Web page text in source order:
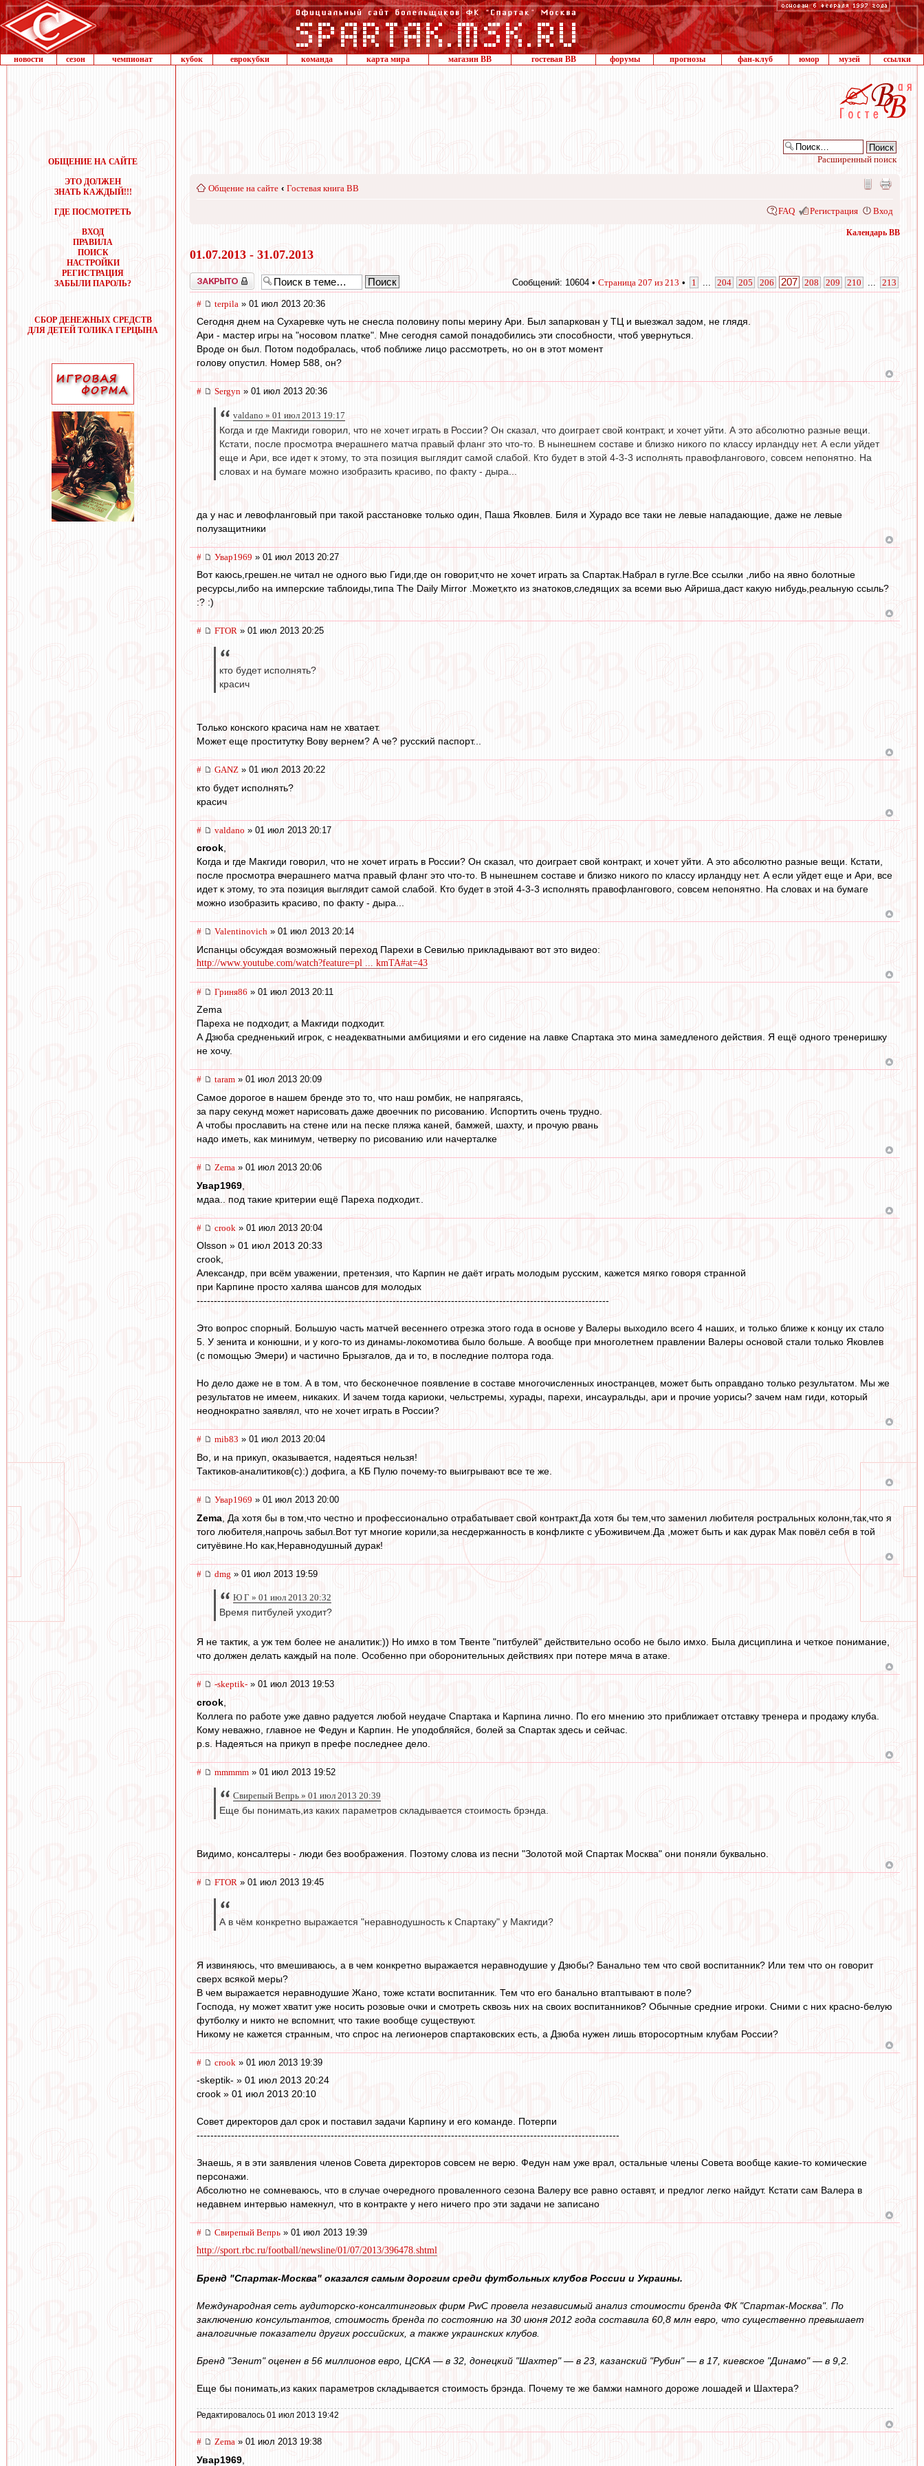
новости сезон чемпионат кубок еврокубки команда карта мира магазин ВВ гостевая ВВ форумы прогнозы фан-клуб юмор музей ссылки
ОБЩЕНИЕ НА САЙТЕ
ЭТО ДОЛЖЕН
ЗНАТЬ КАЖДЫЙ!!!
ГДЕ ПОСМОТРЕТЬ
ВХОД
ПРАВИЛА
ПОИСК
НАСТРОЙКИ
РЕГИСТРАЦИЯ
ЗАБЫЛИ ПАРОЛЬ?
СБОР ДЕНЕЖНЫХ СРЕДСТВ
ДЛЯ ДЕТЕЙ ТОЛИКА ГЕРЦЫНА
Расширенный поиск
Общение на сайте ‹ Гостевая книга ВВ
FAQ Регистрация Вход
Календарь ВВ
01.07.2013 - 31.07.2013
Закрыто Сообщений: 10604 • Страница 207 из 213 • 1 204 205 206 207 208 209 210 213
# terpila » 01 июл 2013 20:36
Сегодня днем на Сухаревке чуть не снесла половину попы мерину Ари. Был запаркован у ТЦ и выезжал задом, не глядя.
Ари - мастер игры на "носовом платке". Мне сегодня самой понадобились эти способности, чтоб увернуться.
Вроде он был. Потом подобралась, чтоб поближе лицо рассмотреть, но он в этот момент
голову опустил. Номер 588, он?
# Sergyn » 01 июл 2013 20:36
valdano » 01 июл 2013 19:17
Когда и где Макгиди говорил, что не хочет играть в России? Он сказал, что доиграет свой контракт, и хочет уйти. А это абсолютно разные вещи.
Кстати, после просмотра вчерашнего матча правый фланг это что-то. В нынешнем составе и близко никого по классу ирландцу нет. А если уйдет
еще и Ари, все идет к этому, то эта позиция выглядит самой слабой. Кто будет в этой 4-3-3 исполнять правофлангового, совсем непонятно. На
словах и на бумаге можно изобразить красиво, по факту - дыра...
да у нас и левофланговый при такой расстановке только один, Паша Яковлев. Биля и Хурадо все таки не левые нападающие, даже не левые
полузащитники
# Увар1969 » 01 июл 2013 20:27
Вот каюсь,грешен.не читал не одного вью Гиди,где он говорит,что не хочет играть за Спартак.Набрал в гугле.Все ссылки ,либо на явно болотные
ресурсы,либо на имперские таблоиды,типа The Daily Mirror .Может,кто из знатоков,следящих за всеми вью Айриша,даст какую нибудь,реальную ссыль?
:? :)
# FTOR » 01 июл 2013 20:25
кто будет исполнять?
красич
Только конского красича нам не хватает.
Может еще проститутку Вову вернем? А че? русский паспорт...
# GANZ » 01 июл 2013 20:22
кто будет исполнять?
красич
# valdano » 01 июл 2013 20:17
crook
Когда и где Макгиди говорил, что не хочет играть в России? Он сказал, что доиграет свой контракт, и хочет уйти. А это абсолютно разные вещи. Кстати,
после просмотра вчерашнего матча правый фланг это что-то. В нынешнем составе и близко никого по классу ирландцу нет. А если уйдет еще и Ари, все
идет к этому, то эта позиция выглядит самой слабой. Кто будет в этой 4-3-3 исполнять правофлангового, совсем непонятно. На словах и на бумаге
можно изобразить красиво, по факту - дыра...
# Valentinovich » 01 июл 2013 20:14
Испанцы обсуждая возможный переход Парехи в Севилью прикладывают вот это видео:
http://www.youtube.com/watch?feature=pl ... kmTA#at=43
# Гриня86 » 01 июл 2013 20:11
Zema
Пареха не подходит, а Макгиди подходит.
А Дзюба средненький игрок, с неадекватными амбициями и его сидение на лавке Спартака это мина замедленого действия. Я ещё одного тренеришку
не хочу.
# taram » 01 июл 2013 20:09
Самое дорогое в нашем бренде это то, что наш ромбик, не напрягаясь,
за пару секунд может нарисовать даже двоечник по рисованию. Испортить очень трудно.
А чтобы прославить на стене или на песке пляжа каней, бамжей, шахту, и прочую рвань
надо иметь, как минимум, четверку по рисованию или начерталке
# Zema » 01 июл 2013 20:06
Увар1969
мдаа.. под такие критерии ещё Пареха подходит..
# crook » 01 июл 2013 20:04
Olsson » 01 июл 2013 20:33
crook,
Александр, при всём уважении, претензия, что Карпин не даёт играть молодым русским, кажется мягко говоря странной
при Карпине просто халява шансов для молодых
------------------------------------------------------------------------------------------------------------------------
Это вопрос спорный. Большую часть матчей весеннего отрезка этого года в основе у Валеры выходило всего 4 наших, и только ближе к концу их стало
5. У зенита и конюшни, и у кого-то из динамы-локомотива было больше. А вообще при многолетнем правлении Валеры основой стали только Яковлев
(с помощью Эмери) и частично Брызгалов, да и то, в последние полтора года.
Но дело даже не в том. А в том, что бесконечное появление в составе многочисленных иностранцев, может быть оправдано только результатом. Мы же
результатов не имеем, никаких. И зачем тогда кариоки, чельстремы, хурады, парехи, инсауральды, ари и прочие уорисы? зачем нам гиди, который
неоднократно заявлял, что не хочет играть в России?
# mib83 » 01 июл 2013 20:04
Во, и на прикуп, оказывается, надеяться нельзя!
Тактиков-аналитиков(с):) дофига, а КБ Пулю почему-то выигрывают все те же.
# Увар1969 » 01 июл 2013 20:00
Zema , Да хотя бы в том,что честно и профессионально отрабатывает свой контракт.Да хотя бы тем,что заменил любителя ростральных колонн,так,что я
того любителя,напрочь забыл.Вот тут многие корили,за несдержанность в конфликте с уБоживичем.Да ,может быть и как дурак Мак повёл себя в той
ситуёвине.Но как,Неравнодушный дурак!
# dmg » 01 июл 2013 19:59
Ю Г » 01 июл 2013 20:32
Время питбулей уходит?
Я не тактик, а уж тем более не аналитик:)) Но имхо в том Твенте "питбулей" действительно особо не было имхо. Была дисциплина и четкое понимание,
что должен делать каждый на поле. Особенно при оборонительных действиях при потере мяча в атаке.
# -skeptik- » 01 июл 2013 19:53
crook
Коллега по работе уже давно радуется любой неудаче Спартака и Карпина лично. По его мнению это приближает отставку тренера и продажу клуба.
Кому неважно, главное не Федун и Карпин. Не уподобляйся, болей за Спартак здесь и сейчас.
p.s. Надеяться на прикуп в префе последнее дело.
# mmmmm » 01 июл 2013 19:52
Свирепый Вепрь » 01 июл 2013 20:39
Еще бы понимать,из каких параметров складывается стоимость брэнда.
Видимо, консалтеры - люди без воображения. Поэтому слова из песни "Золотой мой Спартак Москва" они поняли буквально.
# FTOR » 01 июл 2013 19:45
А в чём конкретно выражается "неравнодушность к Спартаку" у Макгиди?
Я извиняюсь, что вмешиваюсь, а в чем конкретно выражается неравнодушие у Дзюбы? Банально тем что свой воспитанник? Или тем что он говорит
сверх всякой меры?
В чем выражается неравнодушие Жано, тоже кстати воспитанник. Тем что его банально втаптывают в поле?
Господа, ну может хватит уже носить розовые очки и смотреть сквозь них на своих воспитанников? Обычные средние игроки. Сними с них красно-белую
футболку и никто не вспомнит, что такие вообще существуют.
Никому не кажется странным, что спрос на легионеров спартаковских есть, а Дзюба нужен лишь второсортным клубам России?
# crook » 01 июл 2013 19:39
-skeptik- » 01 июл 2013 20:24
crook » 01 июл 2013 20:10
Совет директоров дал срок и поставил задачи Карпину и его команде. Потерпи
---------------------------------------------------------------------------------------------------------------------------
Знаешь, я в эти заявления членов Совета директоров совсем не верю. Федун нам уже врал, остальные члены Совета вообще какие-то комические
персонажи.
Абсолютно не сомневаюсь, что в случае очередного проваленного сезона Валеру все равно оставят, и предлог легко найдут. Кстати сам Валера в
недавнем интервью намекнул, что в контракте у него ничего про эти задачи не записано
# Свирепый Вепрь » 01 июл 2013 19:39
http://sport.rbc.ru/football/newsline/01/07/2013/396478.shtml
Бренд "Спартак-Москва" оказался самым дорогим среди футбольных клубов России и Украины.
Международная сеть аудиторско-консалтинговых фирм PwC провела независимый анализ стоимости бренда ФК "Спартак-Москва". По
заключению консультантов, стоимость бренда по состоянию на 30 июня 2012 года составила 60,8 млн евро, что существенно превышает
аналогичные показатели других российских, а также украинских клубов.
Бренд "Зенит" оценен в 56 миллионов евро, ЦСКА — в 32, донецкий "Шахтер" — в 23, казанский "Рубин" — в 17, киевское "Динамо" — в 9,2.
Еще бы понимать,из каких параметров складывается стоимость брэнда. Почему те же бамжи намного дороже лошадей и Шахтера?
Редактировалось 01 июл 2013 19:42
# Zema » 01 июл 2013 19:38
Увар1969